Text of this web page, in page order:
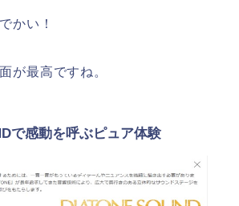
かい！
が最高ですね。
で感動を呼ぶピュア体験